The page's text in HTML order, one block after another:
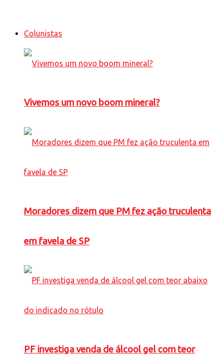
Colunistas
Vivemos um novo boom mineral?
Moradores dizem que PM fez ação truculenta
em favela de SP
PF investiga venda de álcool gel com teor